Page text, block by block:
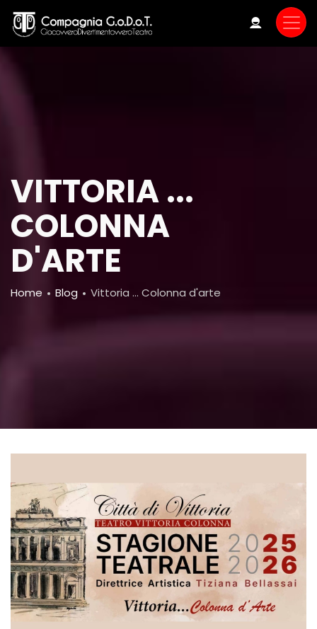
main
VITTORIA ...
COLONNA
D'ARTE
Breadcrumb
Home Blog Vittoria ... Colonna d'arte